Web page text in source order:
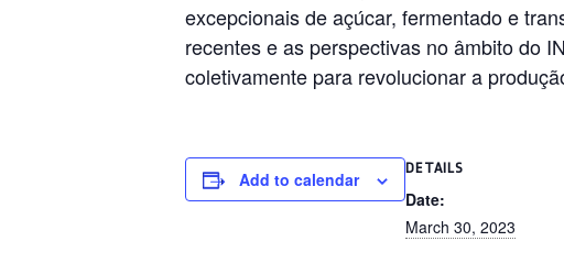
excepcionais de açúcar, fermentado e
recentes e as perspectivas no âmbito do
coletivamente para revolucionar a
Add to calendar
DETAILS
Date:
March 30, 2023